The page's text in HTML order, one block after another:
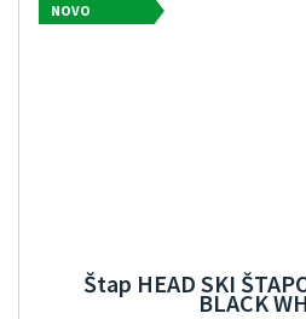
NOVO
Štap HEAD SKI
BLACK